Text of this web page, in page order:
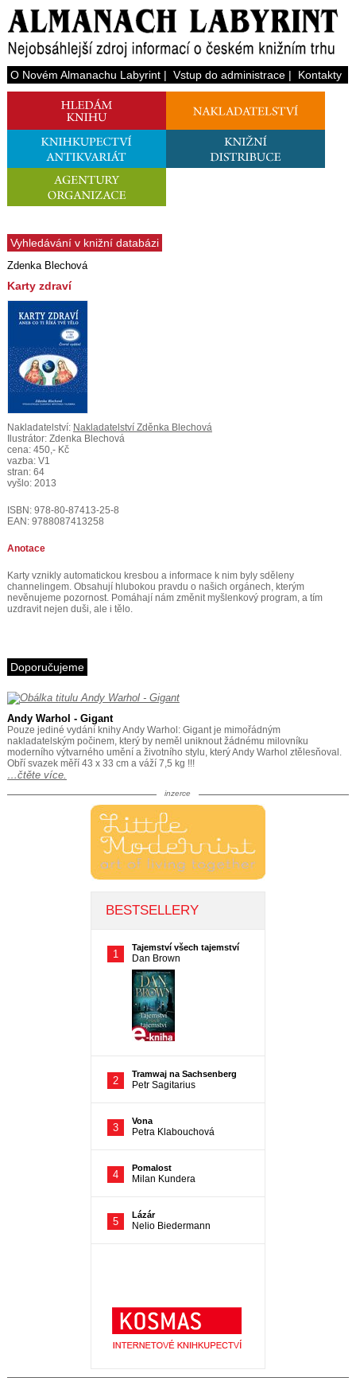
O Novém Almanachu Labyrint| Vstup do administrace| Kontakty
Vyhledávání v knižní databázi
Zdenka Blechová
Karty zdraví
Nakladatelství: Nakladatelství Zděnka Blechová
Ilustrátor: Zdenka Blechová
cena: 450,- Kč
vazba: V1
stran: 64
vyšlo: 2013
ISBN: 978-80-87413-25-8
EAN: 9788087413258
Anotace
Karty vznikly automatickou kresbou a informace k nim byly sděleny
channelingem. Obsahují hlubokou pravdu o našich orgánech, kterým
nevěnujeme pozornost. Pomáhají nám změnit myšlenkový program, a tím
uzdravit nejen duši, ale i tělo.
Doporučujeme
Andy Warhol - Gigant
Pouze jediné vydání knihy Andy Warhol: Gigant je mimořádným
nakladatelským počinem, který by neměl uniknout žádnému milovníku
moderního výtvarného umění a životního stylu, který Andy Warhol ztělesňoval.
Obří svazek měří 43 x 33 cm a váží 7,5 kg !!!
…čtěte více.
inzerce